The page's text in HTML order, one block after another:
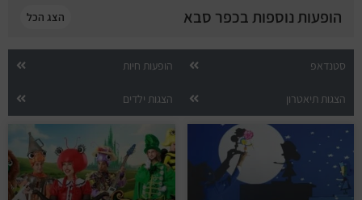
הופעות נוספות בכפר סבא הצג הכל
סטנדאפ הופעות חיות
הצגות תיאטרון הצגות ילדים